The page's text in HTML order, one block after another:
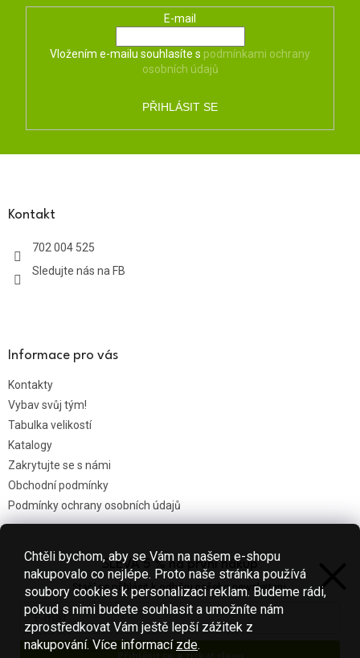
Chtěli bychom, aby se Vám na našem e-shopu
nakupovalo co nejlépe. Proto naše stránka používá
soubory cookies k personalizaci reklam. Budeme rádi,
pokud s nimi budete souhlasit a umožníte nám
zprostředkovat Vám ještě lepší zážitek z
nakupování. Více informací zde.
E-mail
Vložením e-mailu souhlasíte s podmínkami ochrany
osobních údajů
PŘIHLÁSIT SE
Kontakt
702 004 525
Sledujte nás na FB
Informace pro vás
Kontakty
Vybav svůj tým!
Tabulka velikostí
Katalogy
Zakrytujte se s námi
Obchodní podmínky
Podmínky ochrany osobních údajů
Nákupní košík
0KS /0 KČ
SLEVA 5 % na první nákup
Stačí se přihlásit k odběru našeho newsletteru.